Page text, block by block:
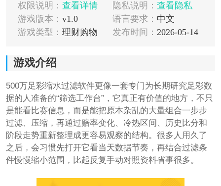
权限说明： 查看详情 隐私说明： 查看隐私
游戏版本： v1.0 语言要求： 中文
游戏类型： 理财购物 发布时间： 2026-05-14
游戏介绍
500万足彩缩水过滤软件更像一套专门为长期研究足彩数
据的人准备的“筛选工作台”，它真正有价值的地方，不只
是能看比赛信息，而是能把原本杂乱的大量组合一步步
过滤、压缩，再通过赔率变化、冷热区间、历史比分和
阶段走势重新整理成更容易观察的结构。很多人用久了
之后，会习惯先打开它看当天数据节奏，再结合过滤条
件慢慢缩小范围，比起反复手动对照资料省事很多。